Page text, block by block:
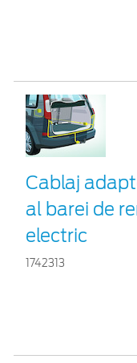
Cablaj
al barei de
electric
1742313